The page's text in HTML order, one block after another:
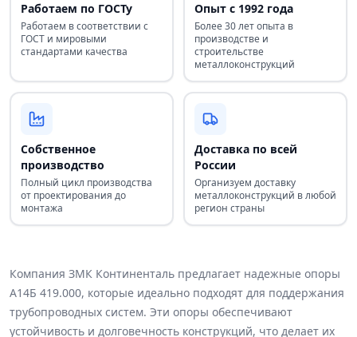
Работаем по ГОСТу
Работаем в соответствии с
ГОСТ и мировыми
стандартами качества
Опыт с 1992 года
Более 30 лет опыта в
производстве и
строительстве
металлоконструкций
Собственное
производство
Полный цикл производства
от проектирования до
монтажа
Доставка по всей
России
Организуем доставку
металлоконструкций в любой
регион страны
Компания ЗМК Континенталь предлагает надежные опоры
А14Б 419.000, которые идеально подходят для поддержания
трубопроводных систем. Эти опоры обеспечивают
устойчивость и долговечность конструкций, что делает их